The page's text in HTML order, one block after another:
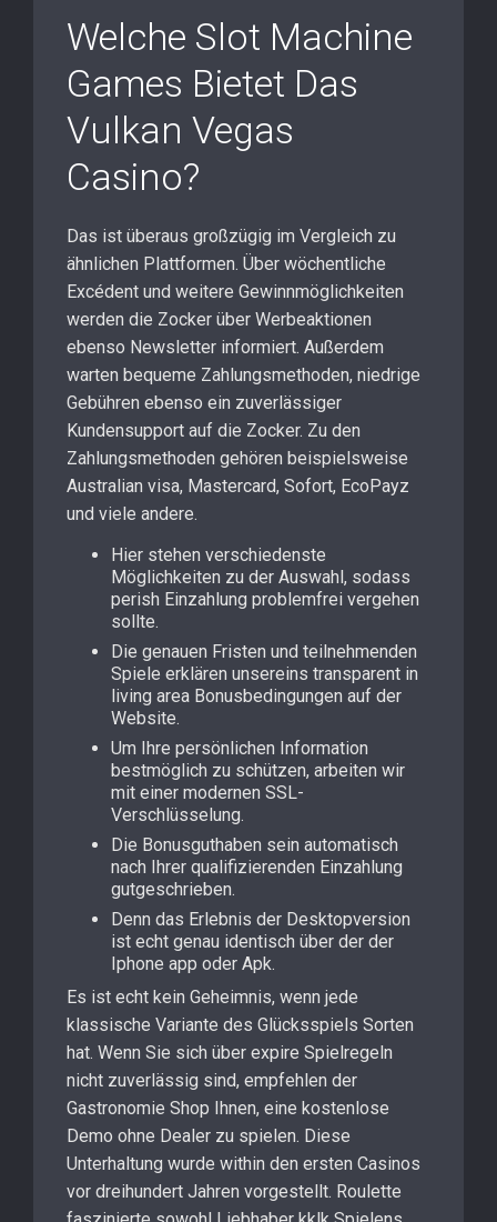
Welche Slot Machine
Games Bietet Das
Vulkan Vegas
Casino?
Das ist überaus großzügig im Vergleich zu
ähnlichen Plattformen. Über wöchentliche
Excédent und weitere Gewinnmöglichkeiten
werden die Zocker über Werbeaktionen
ebenso Newsletter informiert. Außerdem
warten bequeme Zahlungsmethoden, niedrige
Gebühren ebenso ein zuverlässiger
Kundensupport auf die Zocker. Zu den
Zahlungsmethoden gehören beispielsweise
Australian visa, Mastercard, Sofort, EcoPayz
und viele andere.
Hier stehen verschiedenste
Möglichkeiten zu der Auswahl, sodass
perish Einzahlung problemfrei vergehen
sollte.
Die genauen Fristen und teilnehmenden
Spiele erklären unsereins transparent in
living area Bonusbedingungen auf der
Website.
Um Ihre persönlichen Information
bestmöglich zu schützen, arbeiten wir
mit einer modernen SSL-
Verschlüsselung.
Die Bonusguthaben sein automatisch
nach Ihrer qualifizierenden Einzahlung
gutgeschrieben.
Denn das Erlebnis der Desktopversion
ist echt genau identisch über der der
Iphone app oder Apk.
Es ist echt kein Geheimnis, wenn jede
klassische Variante des Glücksspiels Sorten
hat. Wenn Sie sich über expire Spielregeln
nicht zuverlässig sind, empfehlen der
Gastronomie Shop Ihnen, eine kostenlose
Demo ohne Dealer zu spielen. Diese
Unterhaltung wurde within den ersten Casinos
vor dreihundert Jahren vorgestellt. Roulette